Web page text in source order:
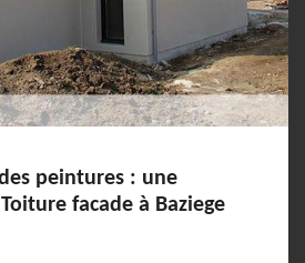
peintures : une
facade à Baziege